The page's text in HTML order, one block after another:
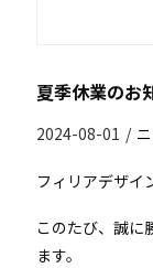
夏季休業のお
2024-08-01 /
フィリアデザイ
このたび、誠に
ます。